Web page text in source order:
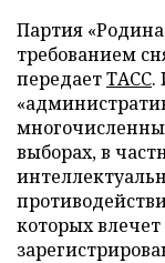
Партия
требованием
передаетТАСС.
выборах, в
которых